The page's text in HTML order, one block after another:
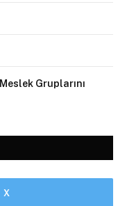
Gruplarını
X